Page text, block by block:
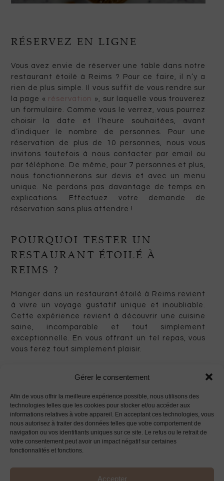
Gérer le consentement
Afin de vous offrir la meilleure expérience possible, nous utilisons des
technologies telles que les cookies pour stocker et/ou accéder aux
informations relatives à votre appareil. En acceptant ces technologies, vous
nous autorisez à traiter des données telles que votre comportement de
navigation ou vos identifiants uniques sur ce site. Le refus ou le retrait de
votre consentement peut avoir un impact négatif sur certaines
fonctionnalités et fonctions.
Accepter
RÉSERVEZ EN LIGNE
Vous avez envie de réserver une table dans notre
restaurant étoilé à Reims ? Pour ce faire, il n’y a
rien de plus simple. Il vous suffit de vous rendre sur
la page « réservation », sur laquelle vous trouverez
un formulaire. Comme vous le verrez, vous pourrez
choisir la date et l’heure souhaitées, avant
d’indiquer le nombre de personnes. Pour une
réservation de plus de 10 personnes, nous vous
invitons toutefois à nous contacter par email ou
par téléphone. De même, pour 7 personnes et plus,
nous fonctionnerons sur devis et avec un menu
unique. Ne perdons pas davantage de temps en
explications. Effectuez votre demande de
réservation sans plus attendre !
POURQUOI TESTER UN
RESTAURANT ÉTOILÉ À
REIMS ?
Manger dans un restaurant étoilé à Reims revient
à vivre un voyage gustatif unique et inoubliable.
Cette expérience revient à découvrir une cuisine
saine, incomparable et tout simplement
exceptionnelle. En vous offrant un tel repas, vous
vous ferez tout simplement plaisir.
UNE CUISINE D’EXCEPTION
La cuisine servie dans un restaurant étoilé à
Reims s’avère bien différente de celle proposée
dans un établissement classique. En réalité,
chaquerestaurant gastronomique rémois possède
sa propre signature. Toutefois, tous les
proposer aux clients une cuisine d’exception, qui
harmonise avec une grande délicatesse les